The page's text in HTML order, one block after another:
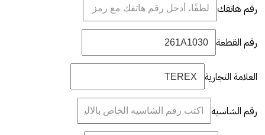
رقم هاتفك
رقم القطعة
العلامة التجارية
رقم الشاسيه